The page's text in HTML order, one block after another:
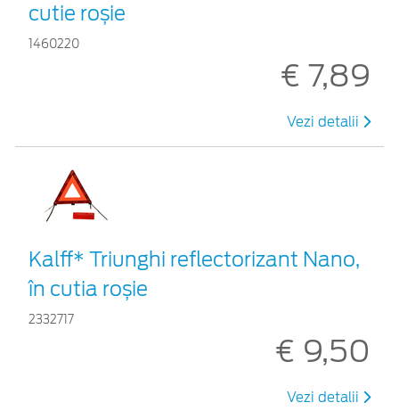
cutie roșie
1460220
€ 7,89
Vezi detalii
Kalff* Triunghi reflectorizant Nano,
în cutia roșie
2332717
€ 9,50
Vezi detalii